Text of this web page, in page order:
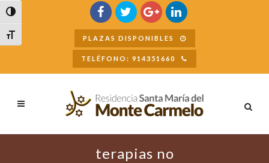
Alternar alto contraste
Alternar tamaño de letra
Buscar
PLAZAS DISPONIBLES
TELÉFONO: 914351660
terapias no